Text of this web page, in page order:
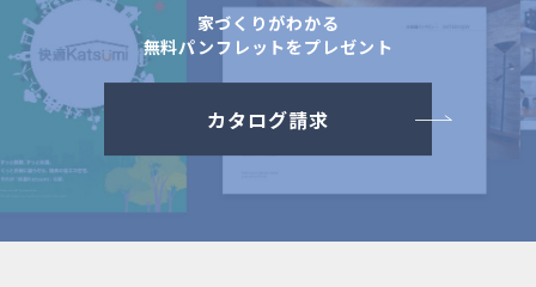
家づくりがわかる
無料パンフレットをプレゼント
カタログ請求